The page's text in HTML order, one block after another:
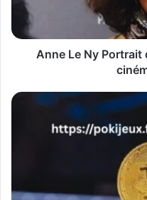
complète
cinéma
françaisAnne Le Ny Portrait
Crypto30x.com
en